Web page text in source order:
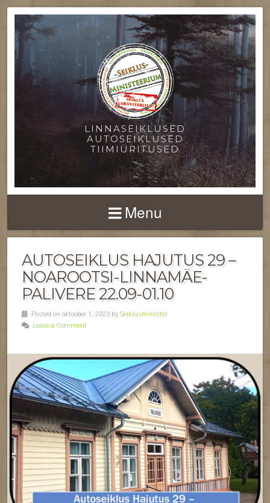
LINNASEIKLUSED
AUTOSEIKLUSED
TIIMIÜRITUSED
Menu
AUTOSEIKLUS HAJUTUS 29 –
NOAROOTSI-LINNAMÄE-
PALIVERE 22.09-01.10
Posted on oktoober 1, 2023 by Seiklusminister
Leave a Comment